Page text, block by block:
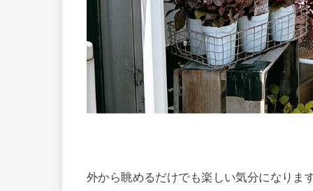
外から眺めるだけでも楽しい気分になりま